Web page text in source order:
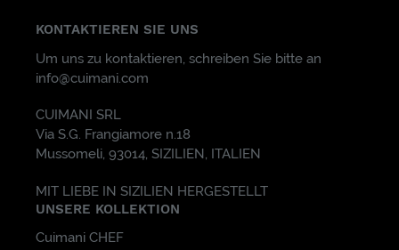
KONTAKTIEREN SIE UNS
Um uns zu kontaktieren, schreiben Sie bitte an
info@cuimani.com
CUIMANI SRL
Via S.G. Frangiamore n.18
Mussomeli, 93014, SIZILIEN, ITALIEN
MIT LIEBE IN SIZILIEN HERGESTELLT
UNSERE KOLLEKTION
Cuimani CHEF